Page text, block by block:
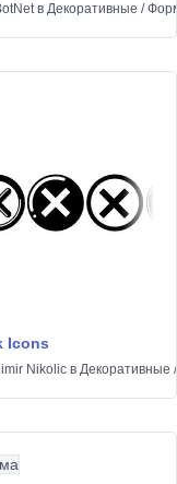
в Декоративные /
Icons
Nikolic в Декоративные